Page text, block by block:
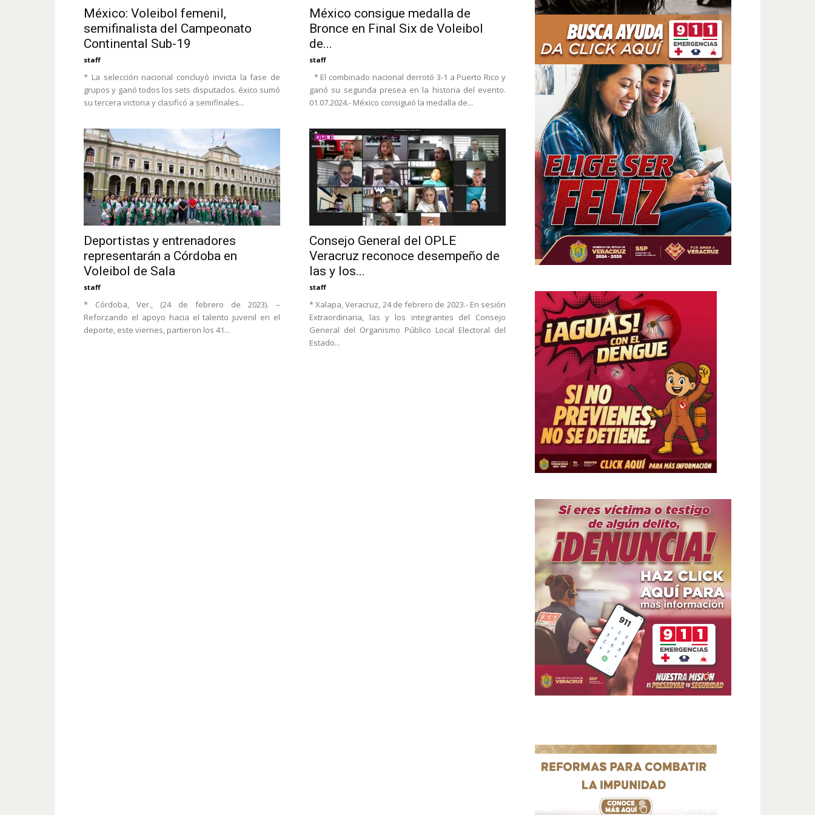
México: Voleibol femenil,
semifinalista del Campeonato
Continental Sub-19
staff
* La selección nacional concluyó invicta la fase de
grupos y ganó todos los sets disputados. éxico sumó
su tercera victoria y clasificó a semifinales...
México consigue medalla de
Bronce en Final Six de Voleibol
de...
staff
* El combinado nacional derrotó 3-1 a Puerto Rico y
ganó su segunda presea en la historia del evento.
01.07.2024.- México consiguió la medalla de...
Deportistas y entrenadores
representarán a Córdoba en
Voleibol de Sala
staff
* Córdoba, Ver., (24 de febrero de 2023). –
Reforzando el apoyo hacia el talento juvenil en el
deporte, este viernes, partieron los 41...
Consejo General del OPLE
Veracruz reconoce desempeño de
las y los...
staff
* Xalapa, Veracruz, 24 de febrero de 2023.- En sesión
Extraordinaria, las y los integrantes del Consejo
General del Organismo Público Local Electoral del
Estado...